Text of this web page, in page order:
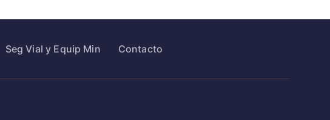
Seg Vial y Equip Min Contacto